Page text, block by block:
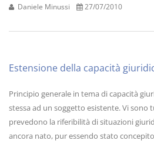
Daniele Minussi 27/07/2010
Estensione della capacità
Principio generale in tema di capacità
stessa ad un soggetto esistente. Vi sono
prevedono la riferibilità di situazioni
ancora nato, pur essendo stato